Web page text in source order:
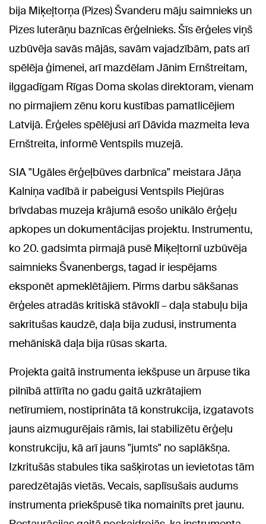
bija Miķeļtorņa (Pizes) Švanderu māju saimnieks un
Pizes luterāņu baznīcas ērģelnieks. Šīs ērģeles viņš
uzbūvēja savās mājās, savām vajadzībām, pats arī
spēlēja ģimenei, arī mazdēlam Jānim Ernštreitam,
ilggadīgam Rīgas Doma skolas direktoram, vienam
no pirmajiem zēnu koru kustības pamatlicējiem
Latvijā. Ērģeles spēlējusi arī Dāvida mazmeita Ieva
Ernštreita, informē Ventspils muzejā.
SIA "Ugāles ērģeļbūves darbnīca" meistara Jāņa
Kalniņa vadībā ir pabeigusi Ventspils Piejūras
brīvdabas muzeja krājumā esošo unikālo ērģeļu
apkopes un dokumentācijas projektu. Instrumentu,
ko 20. gadsimta pirmajā pusē Miķeļtornī uzbūvēja
saimnieks Švanenbergs, tagad ir iespējams
eksponēt apmeklētājiem. Pirms darbu sākšanas
ērģeles atradās kritiskā stāvoklī – daļa stabuļu bija
sakritušas kaudzē, daļa bija zudusi, instrumenta
mehāniskā daļa bija rūsas skarta.
Projekta gaitā instrumenta iekšpuse un ārpuse tika
pilnībā attīrīta no gadu gaitā uzkrātajiem
netīrumiem, nostiprināta tā konstrukcija, izgatavots
jauns aizmugurējais rāmis, lai stabilizētu ērģeļu
konstrukciju, kā arī jauns "jumts" no saplākšņa.
Izkritušās stabules tika sašķirotas un ievietotas tām
paredzētajās vietās. Vecais, saplīsušais audums
instrumenta priekšpusē tika nomainīts pret jaunu.